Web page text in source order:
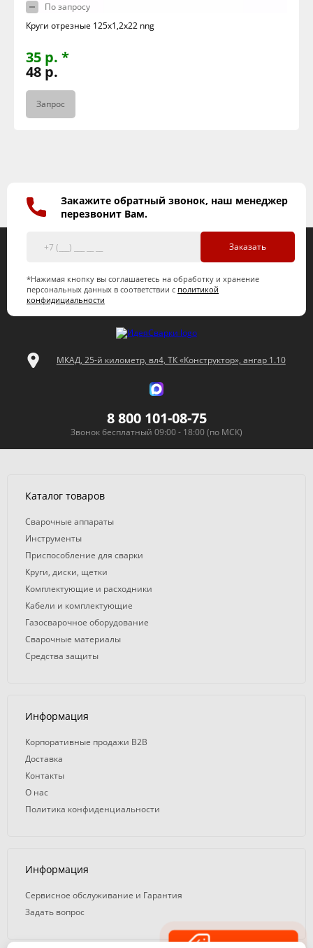
По запросу
Круги отрезные 125х1,2х22 nng
35 р. *
48 р.
Запрос
Закажите обратный звонок, наш менеджер
перезвонит Вам.
Заказать
*Нажимая кнопку вы соглашаетесь на обработку и хранение
персональных данных в соответствии с политикой
конфидициальности
МКАД, 25-й километр, вл4, ТК «Конструктор», ангар 1.10
8 800 101-08-75
Звонок бесплатный 09:00 - 18:00 (по МСК)
Каталог товаров
Сварочные аппараты
Инструменты
Приспособление для сварки
Круги, диски, щетки
Комплектующие и расходники
Кабели и комплектующие
Газосварочное оборудование
Сварочные материалы
Средства защиты
Информация
Корпоративные продажи B2B
Доставка
Контакты
О нас
Политика конфиденциальности
Информация
Сервисное обслуживание и Гарантия
Задать вопрос